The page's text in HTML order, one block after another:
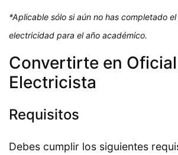
*Aplicable sólo si aún no has completado
electricidad para el año académico.
Convertirte en Oficial
Electricista
Requisitos
Debes cumplir los siguientes